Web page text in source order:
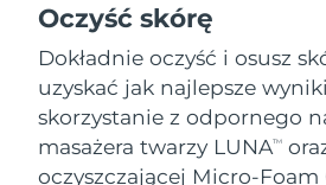
Oczyść skórę
Dokładnie oczyść i osusz
uzyskać jak najlepsze
skorzystanie z odpornego
masażera twarzy LUNATM
oczyszczającej Micro-Foam